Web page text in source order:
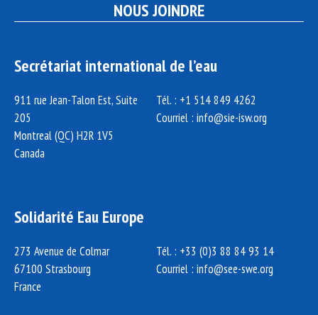
NOUS JOINDRE
Secrétariat international de l’eau
911 rue Jean-Talon Est, Suite
205
Montreal (QC) H2R 1V5
Canada
Tél. : +1 514 849 4262
Courriel : info@sie-isw.org
Solidarité Eau Europe
273 Avenue de Colmar
67100 Strasbourg
France
Tél. : +33 (0)3 88 84 93 14
Courriel : info@see-swe.org